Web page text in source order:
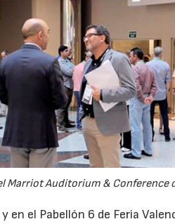
Marriot Auditorium & Conference
el Pabellón 6 de Feria